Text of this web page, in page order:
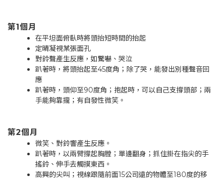
第1個月
在平坦面俯臥時將頭抬短時間的抬起
定晴凝視某張面孔
對鈴聲產生反應，如驚嚇、哭泣
趴著時，將頭抬起至45度角；除了哭，能發出別種聲音回
應
趴著時，頭仰至90度角；抱起時，可以自己支撐頭部；兩
手能夠靠攏；有自發性微笑。
第2個月
微笑、對鈴響產生反應。
趴著時，以兩臂撐起胸膛；單邊翻身；抓住掛在指尖的手
搖鈴、伸手去觸摸東西。
高興的尖叫；視線跟隨前面15公司遠的物體至180度的移